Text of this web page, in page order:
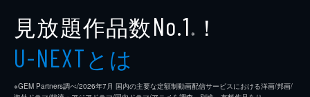
見放題作品数No.1 ※ ！
U-NEXTとは
※GEM Partners調べ/2026年7⽉ 国内の主要な定額制動画配信サービスにおける洋画/邦画/